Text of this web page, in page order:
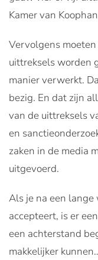
Kamer van
Vervolgens
uittreksels worden
manier verwerkt.
bezig. En dat zijn
van de uittreksels
en
zaken in de media
uitgevoerd.
Als je na een
accepteert, is er
een achterstand
makkelijker